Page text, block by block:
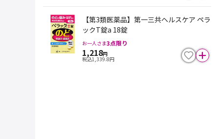
【第3類医薬品】第一三共ヘルスケア ペラ
ックT錠a 18錠
お一人さま3点限り
1,218円
税込1,339.8円